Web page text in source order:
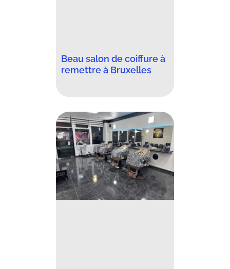
Beau salon de coiffure à
remettre à Bruxelles